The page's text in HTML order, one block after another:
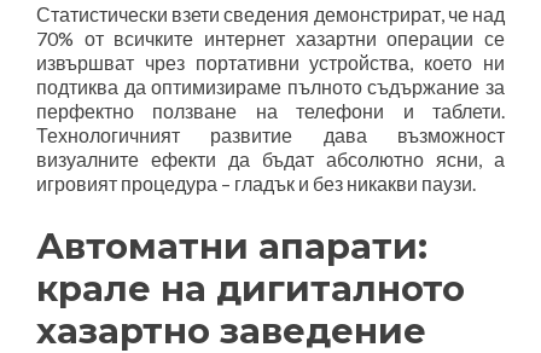
Статистически взети сведения демонстрират, че над
70% от всичките интернет хазартни операции се
извършват чрез портативни устройства, което ни
подтиква да оптимизираме пълното съдържание за
перфектно ползване на телефони и таблети.
Технологичният развитие дава възможност
визуалните ефекти да бъдат абсолютно ясни, а
игровият процедура – гладък и без никакви паузи.
Автоматни апарати:
крале на дигиталното
хазартно заведение